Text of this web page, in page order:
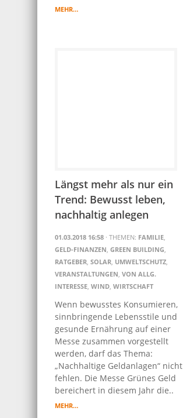
MEHR…
Längst mehr als nur ein
Trend: Bewusst leben,
nachhaltig anlegen
01.03.2018 16:58 · THEMEN: FAMILIE,
GELD-FINANZEN, GREEN BUILDING,
RATGEBER, SOLAR, UMWELTSCHUTZ,
VERANSTALTUNGEN, VON ALLG.
INTERESSE, WIND, WIRTSCHAFT
Wenn bewusstes Konsumieren,
sinnbringende Lebensstile und
gesunde Ernährung auf einer
Messe zusammen vorgestellt
werden, darf das Thema:
„Nachhaltige Geldanlagen“ nicht
fehlen. Die Messe Grünes Geld
bereichert in diesem Jahr die..
MEHR…